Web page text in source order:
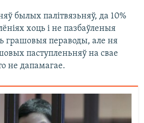
былых палітвязьняў, да 10%
хоць і не пазбаўленыя
грашовыя пераводы, але ня
паступленьняў на свае
не дапамагае.